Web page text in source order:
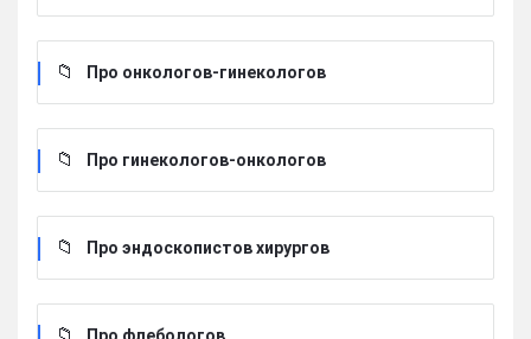
Про онкологов-гинекологов
Про гинекологов-онкологов
Про эндоскопистов хирургов